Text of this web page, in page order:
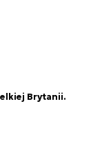
Brytanii.